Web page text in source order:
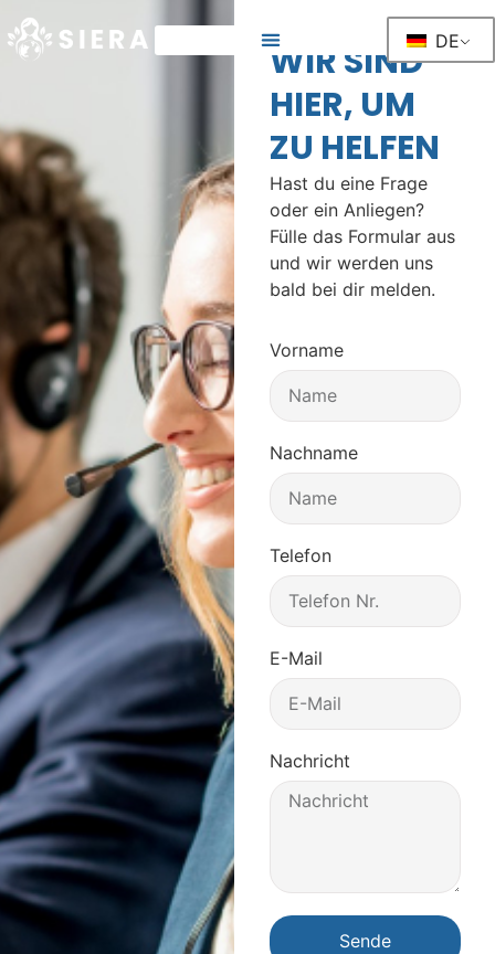
DE
WIR SIND
HIER, UM
ZU HELFEN
Hast du eine Frage
oder ein Anliegen?
Fülle das Formular aus
und wir werden uns
bald bei dir melden.
Vorname
Nachname
Telefon
E-Mail
Nachricht
Sende